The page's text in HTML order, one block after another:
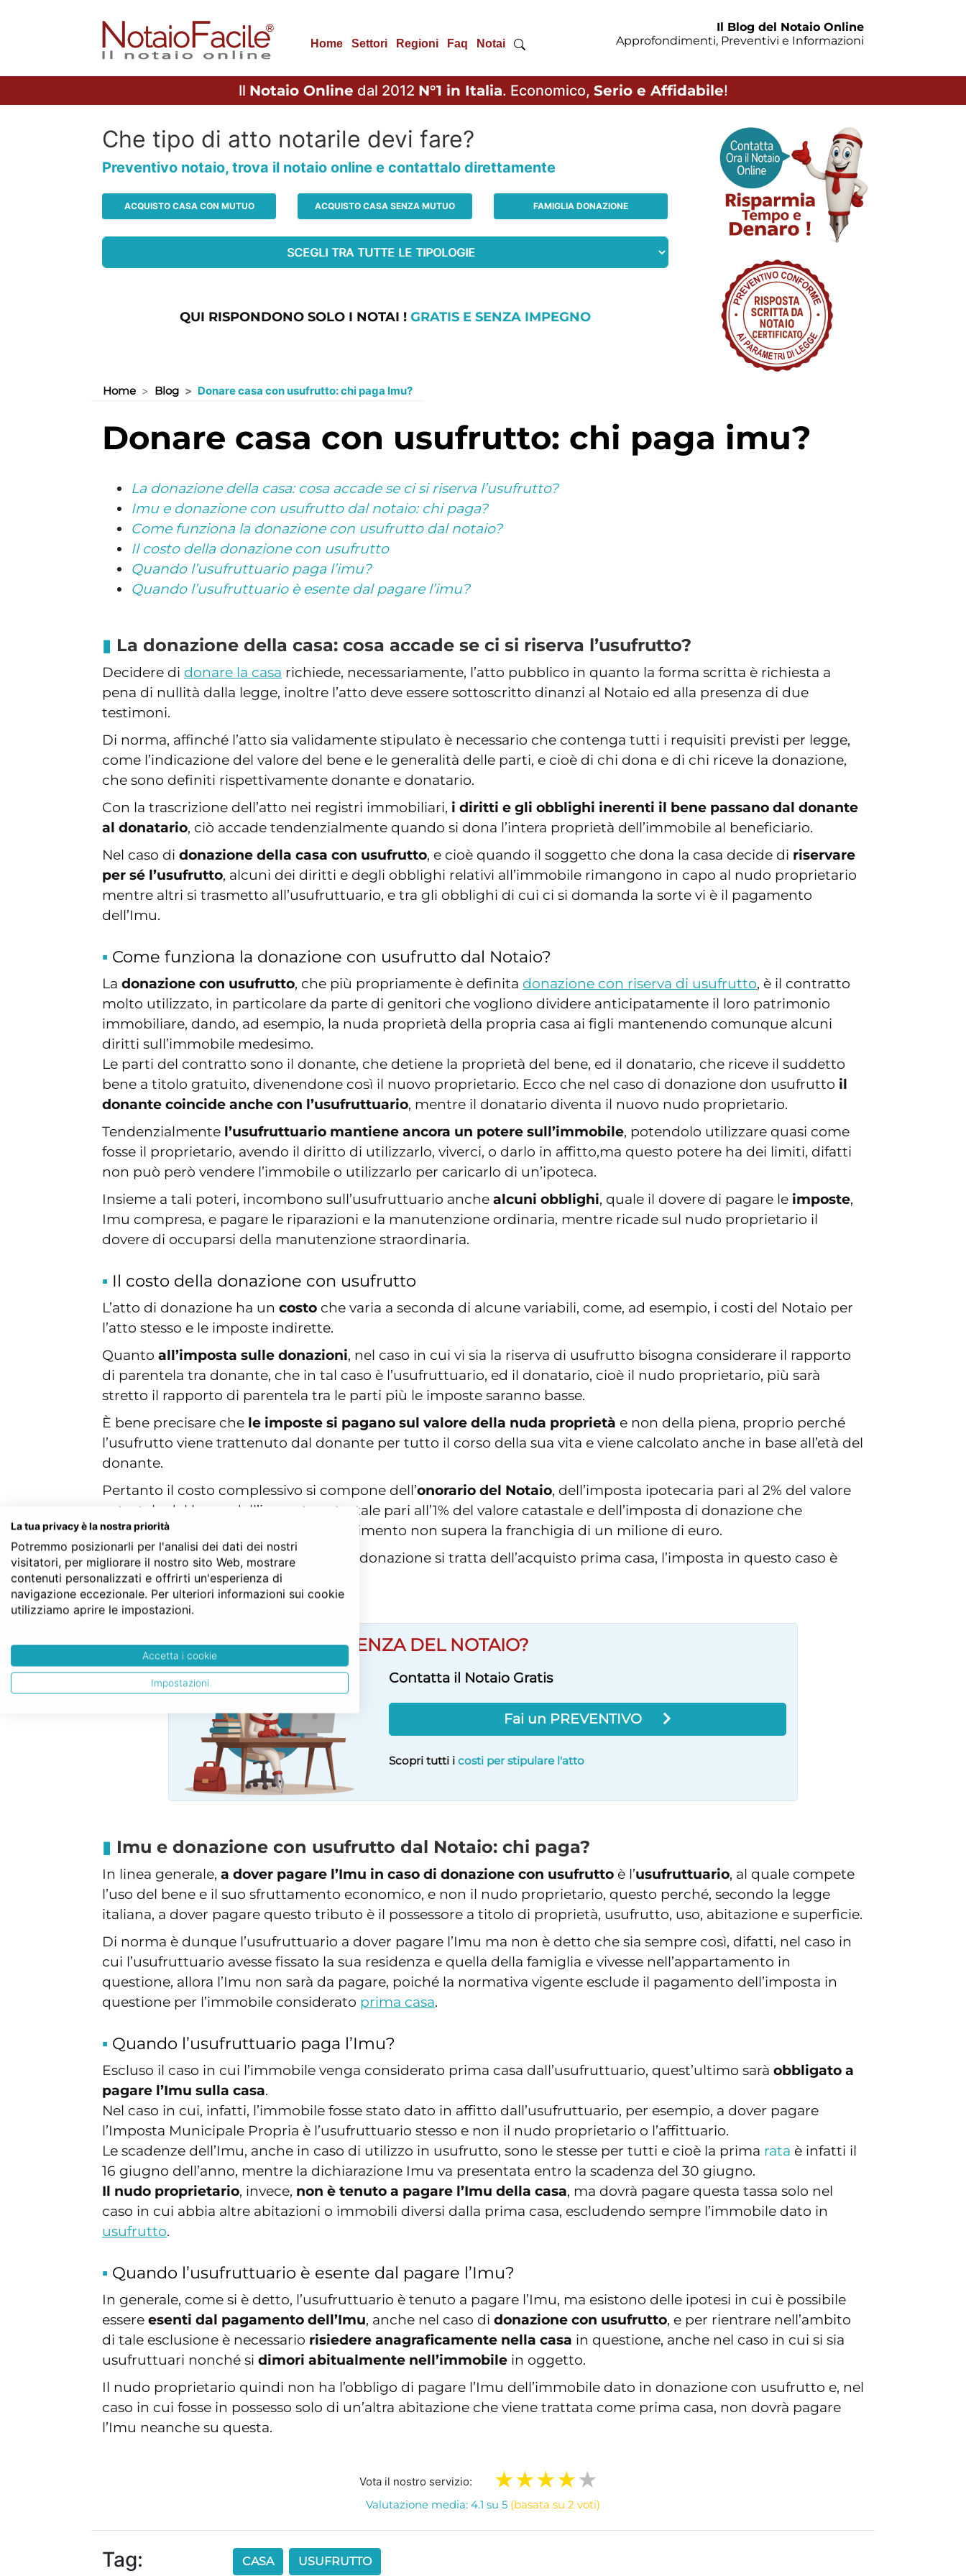
Home Settori Regioni Faq Notai
Il Blog del Notaio Online
Approfondimenti, Preventivi e Informazioni
Il Notaio Online dal 2012 N°1 in Italia. Economico, Serio e Affidabile!
Che tipo di atto notarile devi fare?
Preventivo notaio, trova il notaio online e contattalo direttamente
ACQUISTO CASA CON MUTUO ACQUISTO CASA SENZA MUTUO FAMIGLIA DONAZIONE
QUI RISPONDONO SOLO I NOTAI ! GRATIS E SENZA IMPEGNO
Home Blog Donare casa con usufrutto: chi paga Imu?
donare casa con usufrutto: chi paga imu?
La donazione della casa: cosa accade se ci si riserva l’usufrutto?
Imu e donazione con usufrutto dal notaio: chi paga?
Come funziona la donazione con usufrutto dal notaio?
Il costo della donazione con usufrutto
Quando l’usufruttuario paga l’imu?
Quando l’usufruttuario è esente dal pagare l’imu?
La donazione della casa: cosa accade se ci si riserva l’usufrutto?
Decidere di donare la casa richiede, necessariamente, l’atto pubblico in quanto la forma scritta è richiesta a
pena di nullità dalla legge, inoltre l’atto deve essere sottoscritto dinanzi al Notaio ed alla presenza di due
testimoni.
Di norma, affinché l’atto sia validamente stipulato è necessario che contenga tutti i requisiti previsti per legge,
come l’indicazione del valore del bene e le generalità delle parti, e cioè di chi dona e di chi riceve la donazione,
che sono definiti rispettivamente donante e donatario.
Con la trascrizione dell’atto nei registri immobiliari, i diritti e gli obblighi inerenti il bene passano dal donante
al donatario, ciò accade tendenzialmente quando si dona l’intera proprietà dell’immobile al beneficiario.
Nel caso di donazione della casa con usufrutto, e cioè quando il soggetto che dona la casa decide di riservare
per sé l’usufrutto, alcuni dei diritti e degli obblighi relativi all’immobile rimangono in capo al nudo proprietario
mentre altri si trasmetto all’usufruttuario, e tra gli obblighi di cui ci si domanda la sorte vi è il pagamento
dell’Imu.
Come funziona la donazione con usufrutto dal Notaio?
La donazione con usufrutto, che più propriamente è definita donazione con riserva di usufrutto, è il contratto
molto utilizzato, in particolare da parte di genitori che vogliono dividere anticipatamente il loro patrimonio
immobiliare, dando, ad esempio, la nuda proprietà della propria casa ai figli mantenendo comunque alcuni
diritti sull’immobile medesimo.
Le parti del contratto sono il donante, che detiene la proprietà del bene, ed il donatario, che riceve il suddetto
bene a titolo gratuito, divenendone così il nuovo proprietario. Ecco che nel caso di donazione don usufrutto il
donante coincide anche con l’usufruttuario, mentre il donatario diventa il nuovo nudo proprietario.
Tendenzialmente l’usufruttuario mantiene ancora un potere sull’immobile, potendolo utilizzare quasi come
fosse il proprietario, avendo il diritto di utilizzarlo, viverci, o darlo in affitto,ma questo potere ha dei limiti, difatti
non può però vendere l’immobile o utilizzarlo per caricarlo di un’ipoteca.
Insieme a tali poteri, incombono sull’usufruttuario anche alcuni obblighi, quale il dovere di pagare le imposte,
Imu compresa, e pagare le riparazioni e la manutenzione ordinaria, mentre ricade sul nudo proprietario il
dovere di occuparsi della manutenzione straordinaria.
Il costo della donazione con usufrutto
L’atto di donazione ha un costo che varia a seconda di alcune variabili, come, ad esempio, i costi del Notaio per
l’atto stesso e le imposte indirette.
Quanto all’imposta sulle donazioni, nel caso in cui vi sia la riserva di usufrutto bisogna considerare il rapporto
di parentela tra donante, che in tal caso è l’usufruttuario, ed il donatario, cioè il nudo proprietario, più sarà
stretto il rapporto di parentela tra le parti più le imposte saranno basse.
È bene precisare che le imposte si pagano sul valore della nuda proprietà e non della piena, proprio perché
l’usufrutto viene trattenuto dal donante per tutto il corso della sua vita e viene calcolato anche in base all’età del
donante.
Pertanto il costo complessivo si compone dell’onorario del Notaio, dell’imposta ipotecaria pari al 2% del valore
catastale del bene, dell’imposta catastale pari all’1% del valore catastale e dell’imposta di donazione che
ammonta al 4%, se il valore del trasferimento non supera la franchigia di un milione di euro.
Attenzione, se per il beneficiario
della donazione si tratta dell’acquisto prima casa, l’imposta in questo caso è
fissa ed è pari a euro 200.
SERVE LA CONSULENZA DEL NOTAIO?
Contatta il Notaio Gratis
Fai un PREVENTIVO
Scopri tutti icosti per stipulare l'atto
Imu e donazione con usufrutto dal Notaio: chi paga?
In linea generale, a dover pagare l’Imu in caso di donazione con usufrutto è l’usufruttuario, al quale compete
l’uso del bene e il suo sfruttamento economico, e non il nudo proprietario, questo perché, secondo la legge
italiana, a dover pagare questo tributo è il possessore a titolo di proprietà, usufrutto, uso, abitazione e superficie.
Di norma è dunque l’usufruttuario a dover pagare l’Imu ma non è detto che sia sempre così, difatti, nel caso in
cui l’usufruttuario avesse fissato la sua residenza e quella della famiglia e vivesse nell’appartamento in
questione, allora l’Imu non sarà da pagare, poiché la normativa vigente esclude il pagamento dell’imposta in
questione per l’immobile considerato prima casa.
Quando l’usufruttuario paga l’Imu?
Escluso il caso in cui l’immobile venga considerato prima casa dall’usufruttuario, quest’ultimo sarà obbligato a
pagare l’Imu sulla casa.
Nel caso in cui, infatti, l’immobile fosse stato dato in affitto dall’usufruttuario, per esempio, a dover pagare
l’Imposta Municipale Propria è l’usufruttuario stesso e non il nudo proprietario o l’affittuario.
Le scadenze dell’Imu, anche in caso di utilizzo in usufrutto, sono le stesse per tutti e cioè la prima rata è infatti il
16 giugno dell’anno, mentre la dichiarazione Imu va presentata entro la scadenza del 30 giugno.
Il nudo proprietario, invece, non è tenuto a pagare l’Imu della casa, ma dovrà pagare questa tassa solo nel
caso in cui abbia altre abitazioni o immobili diversi dalla prima casa, escludendo sempre l’immobile dato in
usufrutto.
Quando l’usufruttuario è esente dal pagare l’Imu?
In generale, come si è detto, l’usufruttuario è tenuto a pagare l’Imu, ma esistono delle ipotesi in cui è possibile
essere esenti dal pagamento dell’Imu, anche nel caso di donazione con usufrutto, e per rientrare nell’ambito
di tale esclusione è necessario risiedere anagraficamente nella casa in questione, anche nel caso in cui si sia
usufruttuari nonché si dimori abitualmente nell’immobile in oggetto.
Il nudo proprietario quindi non ha l’obbligo di pagare l’Imu dell’immobile dato in donazione con usufrutto e, nel
caso in cui fosse in possesso solo di un’altra abitazione che viene trattata come prima casa, non dovrà pagare
l’Imu neanche su questa.
Vota il nostro servizio:
Valutazione media: 4.1 su 5 (basata su 2 voti)
Tag: CASA USUFRUTTO
La tua privacy è la nostra priorità
Potremmo posizionarli per l'analisi dei dati dei nostri
visitatori, per migliorare il nostro sito Web, mostrare
contenuti personalizzati e offrirti un'esperienza di
navigazione eccezionale. Per ulteriori informazioni sui cookie
utilizziamo aprire le impostazioni.
Accetta i cookie
Impostazioni